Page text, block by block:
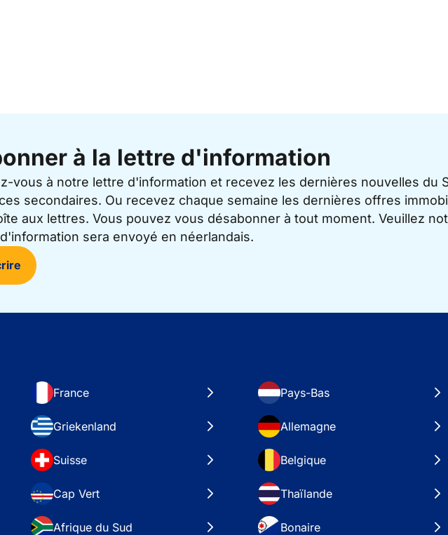
à la lettre d'information
vous à notre lettre d'information et recevez les dernières nouvelles du
secondaires. Ou recevez chaque semaine les dernières offres
aux lettres. Vous pouvez vous désabonner à tout moment. Veuillez
sera envoyé en néerlandais.
France Pays-Bas
Griekenland Allemagne
Suisse Belgique
Cap Vert Thaïlande
Afrique du Sud Bonaire